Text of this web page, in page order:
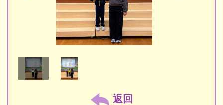
返回